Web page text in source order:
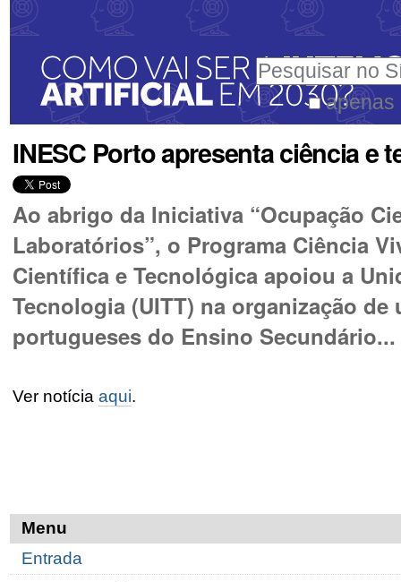
Ir
para
conteúdo.
|
Ir
para
a
navegação
Ferramentas
Pessoais
Pesquisar
apenas
Pesquisa
Avançada…
INESC Porto apresenta ciência e
Ao abrigo da Iniciativa “Ocupação
Laboratórios”, o Programa Ciência
Científica e Tecnológica apoiou a
Tecnologia (UITT) na organização
portugueses do Ensino Secundário...
Ver notíciaaqui.
Menu
Entrada